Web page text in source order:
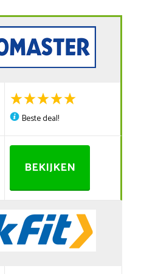
Beste deal!
BEKIJKEN